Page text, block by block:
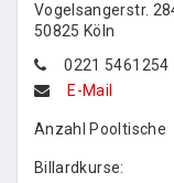
Vogelsangerstr.
50825 Köln
0221 5461254
E-Mail
Anzahl Pooltische
Billardkurse: